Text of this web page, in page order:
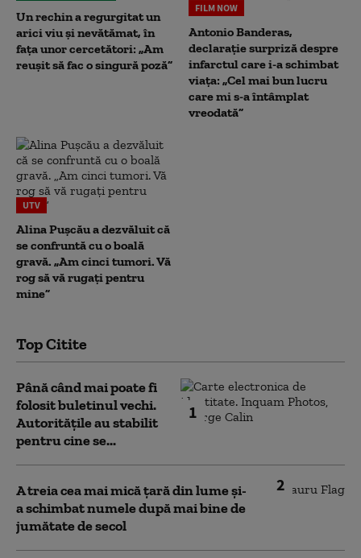
Un rechin a regurgitat un
arici viu și nevătămat, în
fața unor cercetători: „Am
reușit să fac o singură poză”
FILM NOW
Antonio Banderas,
declarație surpriză despre
infarctul care i-a schimbat
viața: „Cel mai bun lucru
care mi s-a întâmplat
vreodată”
UTV
Alina Pușcău a dezvăluit că
se confruntă cu o boală
gravă. „Am cinci tumori. Vă
rog să vă rugați pentru
mine”
Top Citite
1
Până când mai poate fi
folosit buletinul vechi.
Autoritățile au stabilit
pentru cine se...
2
A treia cea mai mică țară din lume și-
a schimbat numele după mai bine de
jumătate de secol